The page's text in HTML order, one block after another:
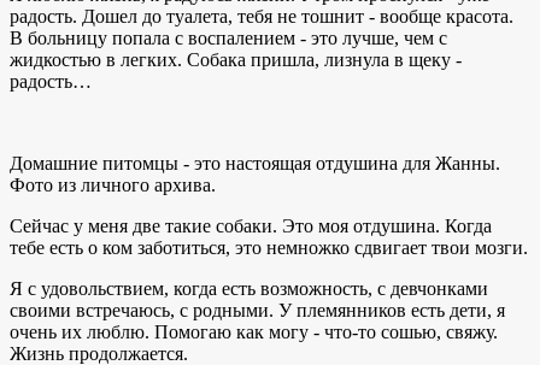
радость. Дошел до туалета, тебя не тошнит - вообще красота.
В больницу попала с воспалением - это лучше, чем с
жидкостью в легких. Собака пришла, лизнула в щеку -
радость…
Домашние питомцы - это настоящая отдушина для Жанны.
Фото из личного архива.
Сейчас у меня две такие собаки. Это моя отдушина. Когда
тебе есть о ком заботиться, это немножко сдвигает твои мозги.
Я с удовольствием, когда есть возможность, с девчонками
своими встречаюсь, с родными. У племянников есть дети, я
очень их люблю. Помогаю как могу - что-то сошью, свяжу.
Жизнь продолжается.